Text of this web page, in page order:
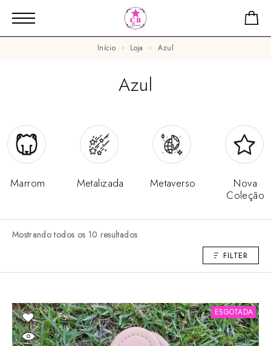
Início Loja Azul
Azul
Marrom Metalizada Metaverso
Nova
Coleção
Mostrando todos os 10 resultados
FILTER
ESGOTADA